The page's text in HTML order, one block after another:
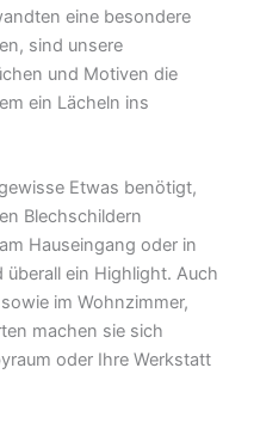
eine besondere
sind unsere
und Motiven die
ein Lächeln ins
Etwas benötigt,
Blechschildern
Hauseingang oder in
überall ein Highlight. Auch
im Wohnzimmer,
machen sie sich
oder Ihre Werkstatt